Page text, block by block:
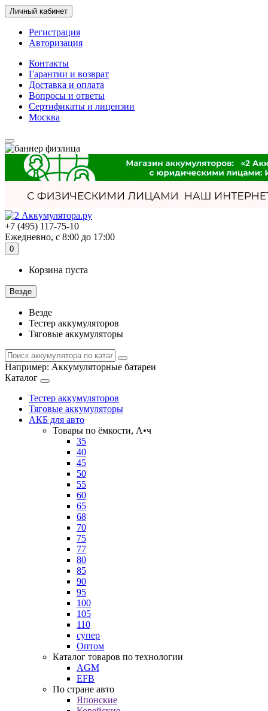
Личный кабинет
Регистрация
Авторизация
Контакты
Гарантии и возврат
Доставка и оплата
Вопросы и ответы
Сертификаты и лицензии
Москва
+7 (495) 117-75-10
Ежедневно, с 8:00 до 17:00
0
Корзина пуста
Везде
Везде
Тестер аккумуляторов
Тяговые аккумуляторы
Например: Аккумуляторные батареи
Каталог
Тестер аккумуляторов
Тяговые аккумуляторы
АКБ для авто
Товары по ёмкости, А•ч
35
40
45
50
55
60
65
68
70
75
77
80
85
90
95
100
105
110
супер
Оптом
Каталог товаров по технологии
AGM
EFB
По стране авто
Японские